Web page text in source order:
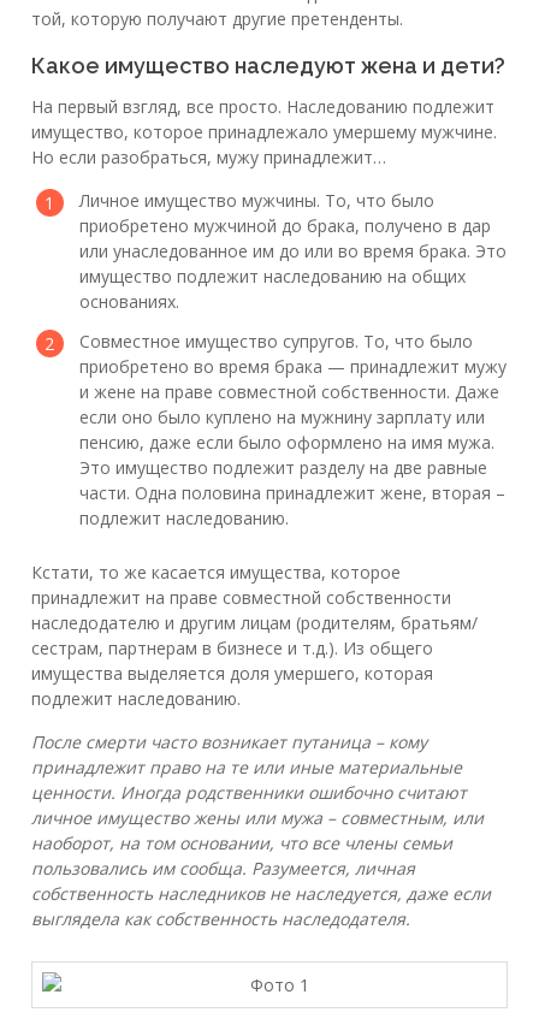
той, которую получают другие претенденты.
Какое имущество наследуют жена и дети?
На первый взгляд, все просто. Наследованию подлежит
имущество, которое принадлежало умершему мужчине.
Но если разобраться, мужу принадлежит…
Личное имущество мужчины. То, что было
приобретено мужчиной до брака, получено в дар
или унаследованное им до или во время брака. Это
имущество подлежит наследованию на общих
основаниях.
Совместное имущество супругов. То, что было
приобретено во время брака — принадлежит мужу
и жене на праве совместной собственности. Даже
если оно было куплено на мужнину зарплату или
пенсию, даже если было оформлено на имя мужа.
Это имущество подлежит разделу на две равные
части. Одна половина принадлежит жене, вторая –
подлежит наследованию.
Кстати, то же касается имущества, которое
принадлежит на праве совместной собственности
наследодателю и другим лицам (родителям, братьям/
сестрам, партнерам в бизнесе и т.д.). Из общего
имущества выделяется доля умершего, которая
подлежит наследованию.
После смерти часто возникает путаница – кому
принадлежит право на те или иные материальные
ценности. Иногда родственники ошибочно считают
личное имущество жены или мужа – совместным, или
наоборот, на том основании, что все члены семьи
пользовались им сообща. Разумеется, личная
собственность наследников не наследуется, даже если
выглядела как собственность наследодателя.